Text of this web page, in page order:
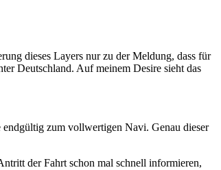
dieses Layers nur zu der Meldung, dass für
Deutschland. Auf meinem Desire sieht das
endgültig zum vollwertigen Navi. Genau dieser
der Fahrt schon mal schnell informieren,